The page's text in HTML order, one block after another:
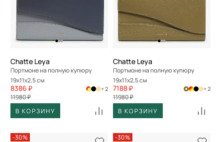
Chatte Leya
Портмоне на полную купюру
19x11x2,5 см
8386 ₽
11980 ₽
+ 2
В КОРЗИНУ
Chatte Leya
Портмоне на полную купюру
19x11x2,5 см
7188 ₽
11980 ₽
+ 2
В КОРЗИНУ
-30% -30%